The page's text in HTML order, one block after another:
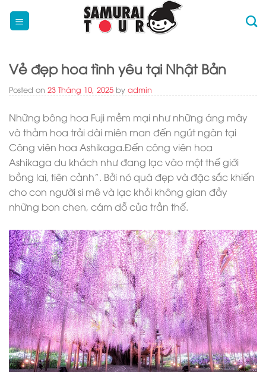
Vẻ đẹp hoa tình yêu tại Nhật Bản
Posted on 23 Tháng 10, 2025 by admin
Những bông hoa Fuji mềm mại như những áng mây
và thảm hoa trải dài miên man đến ngút ngàn tại
Công viên hoa Ashikaga.Đến công viên hoa
Ashikaga du khách như đang lạc vào một thế giới
bồng lai, tiên cảnh”. Bởi nó quá đẹp và đặc sắc khiến
cho con người si mê và lạc khỏi không gian đầy
những bon chen, cám dỗ của trần thế.